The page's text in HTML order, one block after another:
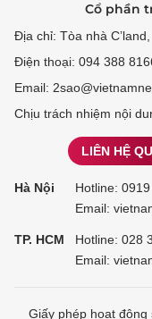
Cổ phần
Địa chỉ: Tòa nhà
Điện thoại: 094 388
Email:
Chịu trách nhiệm nội
LIÊN HỆ
Hà Nội Hotline:
Email:
TP. HCM Hotline: 028
Email:
Giấy phép hoạt